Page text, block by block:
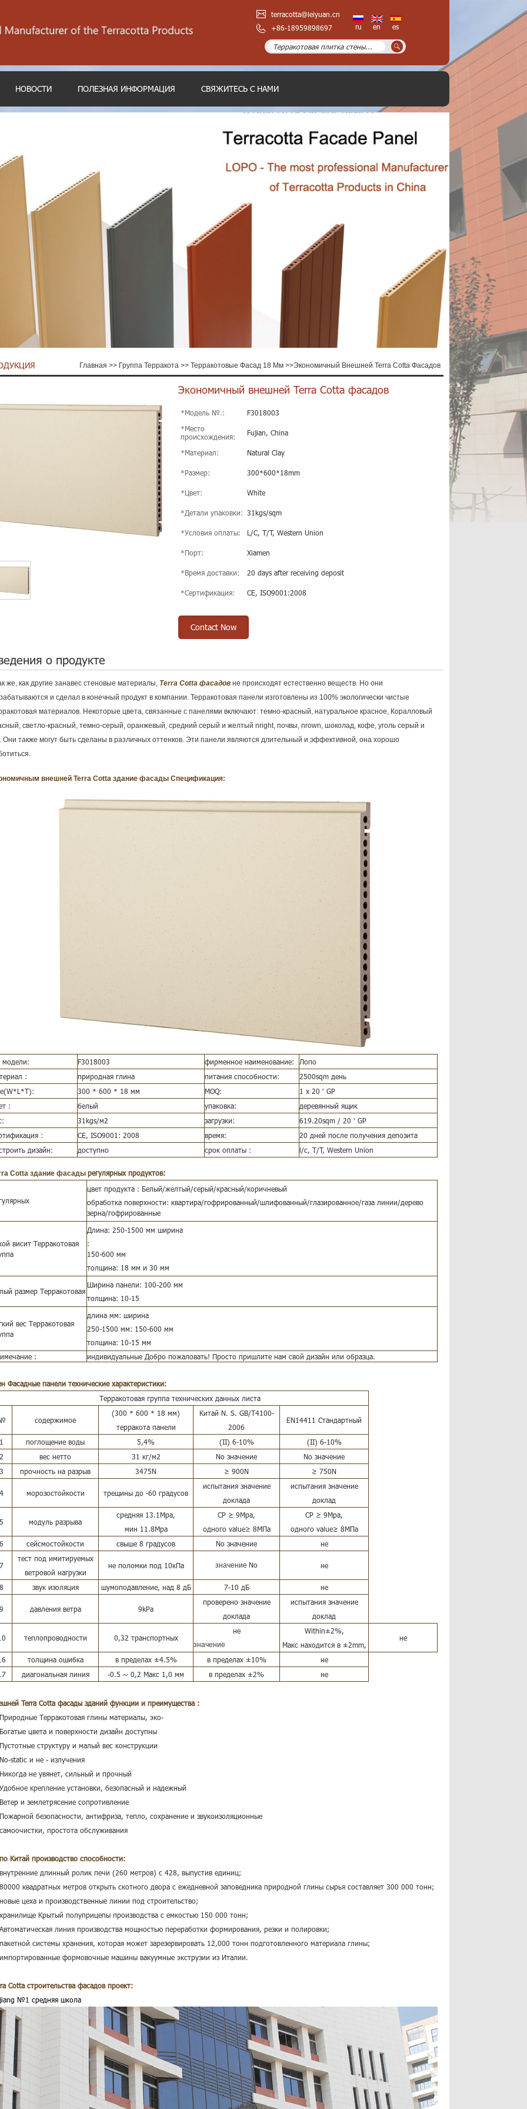
terracotta@leiyuan.cn
+86-18959898697
ru en es
НОВОСТИ ПОЛЕЗНАЯ ИНФОРМАЦИЯ СВЯЖИТЕСЬ С НАМИ
Главная >> Группа Терракота >> Терракотовые Фасад 18 Мм >>Экономичный Внешней Terra Cotta Фасадов
Экономичный внешней Terra Cotta фасадов
*Модель №.:
F3018003
*Место
происхождения:
Fujian, China
*Материал: Natural Clay
*Размер: 300*600*18mm
*Цвет: White
*Детали упаковки: 31kgs/sqm
*Условия оплаты: L/C, T/T, Western Union
*Порт: Xiamen
*Время доставки: 20 days after receiving deposit
*Сертификация: CE, ISO9001:2008
Contact Now
о продукте
же, как другие занавес стеновые материалы, Terra Cotta фасадов не происходят естественно веществ. Но они
и сделал в конечный продукт в компании. Терракотовая панели изготовлены из 100% экологически чистые
материалов. Некоторые цвета, связанные с панелями включают: темно-красный, натуральное красное, Коралловый
светло-красный, темно-серый, оранжевый, средний серый и желтый nright, почвы, nrown, шоколад, кофе, уголь серый и
Они также могут быть сделаны в различных оттенков. Эти панели являются длительный и эффективной, она хорошо
внешней Terra Cotta здание фасады Спецификация:
модели: F3018003 фирменное наименование:
Лопо
:
природная глина питания способности:
2500sqm день
300 * 600 * 18 мм MOQ: 1 x 20 ' GP
:
белый упаковка:
деревянный ящик
31kgs/м2 загрузки: 619.20sqm / 20 ' GP
:
CE, ISO9001: 2008 время:
20 дней после получения депозита
дизайн:
доступно срок оплаты : l/c, T/T, Western Union
Cotta здание фасады регулярных продуктов:
цвет продукта : Белый/желтый/серый/красный/коричневый
обработка поверхности: квартира/гофрированный/шлифованный/глазированное/газа линии/дерево
зерна/гофрированные
висит Терракотовая
Длина: 250-1500 мм ширина
:
150-600 мм
толщина: 18 мм и 30 мм
размер Терракотовая
Ширина панели: 100-200 мм
толщина: 10-15
вес Терракотовая
длина мм: ширина
250-1500 мм: 150-600 мм
толщина: 10-15 мм
:
индивидуальные Добро пожаловать! Просто пришлите нам свой дизайн или образца.
Фасадные панели технические характеристики:
Терракотовая группа технических данных листа
содержимое
(300 * 600 * 18 мм)
терракота панели
Китай N. S. GB/T4100-
2006
EN14411 Стандартный
1 поглощение воды 5,4% (II) 6-10%
(II) 6-10%
2
вес нетто 31 кг/м2 No значение
No значение
3
прочность на разрыв 3475N ≥ 900N ≥ 750N
4 морозостойкости трещины до -60 градусов
испытания значение
доклада
испытания значение
доклад
5 модуль разрыва
средняя 13.1Mpa,
мин 11.8Mpa
СР ≥ 9Mpa,
одного value≥ 8МПа
СР ≥ 9Mpa,
одного value≥ 8МПа
6
сейсмостойкости свыше 8 градусов No значение не
7
тест под имитируемых
ветровой нагрузки
не поломки под 10кПа значение No не
8 звук изоляция шумоподавление, над 8 дБ 7-10 дБ не
9 давления ветра 9kPa
проверено значение
доклада
испытания значение
доклад
теплопроводности 0,32 транспортных
не
значение
Within±2%,
Макс находится в ±2mm,
не
толщина ошибка в пределах ±4.5% в пределах ±10%
не
диагональная линия -0.5 ~ 0,2 Макс 1,0 мм в пределах ±2% не
Terra Cotta фасады зданий функции и преимущества :
Терракотовая глины материалы, эко-
цвета и поверхности дизайн доступны
структуру и малый вес конструкции
static и не - излучения
не увянет, сильный и прочный
крепление установки, безопасный и надежный
и землетрясение сопротивление
безопасности, антифриза, тепло, сохранение и звукоизоляционные
простота обслуживания
Китай производство способности:
длинный ролик печи (260 метров) с 428, выпустив единиц;
квадратных метров открыть скотного двора с ежедневной заповедника природной глины сырья составляет 300 000 тонн;
цеха и производственные линии под строительство;
Крытый полуприцепы производства с емкостью 150 000 тонн;
линия производства мощностью переработки формирования, резки и полировки;
системы хранения, которая может зарезервировать 12,000 тонн подготовленного материала глины;
формовочные машины вакуумные экструзии из Италии.
Cotta строительства фасадов проект:
№1 средняя школа